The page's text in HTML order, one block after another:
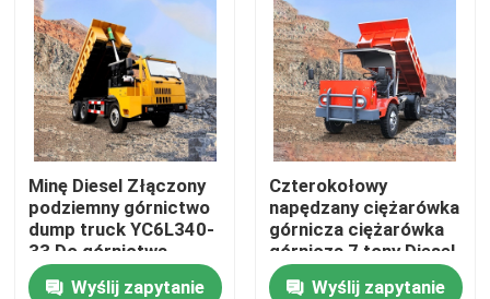
Dom
Minę Diesel Złączony
podziemny górnictwo
dump truck YC6L340-
33 Do górnictwa
Shandong
Wyślij zapytanie
Czterokołowy
napędzany ciężarówka
górnicza ciężarówka
górnicza 7 tony Diesel
Wyślij zapytanie